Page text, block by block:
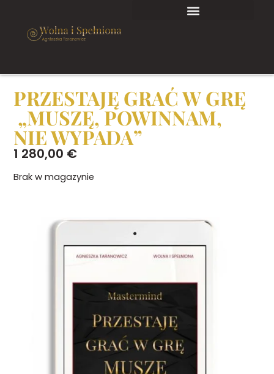
PRZESTAJĘ GRAĆ W GRĘ
„MUSZĘ, POWINNAM,
NIE WYPADA”
1 280,00 €
Brak w magazynie